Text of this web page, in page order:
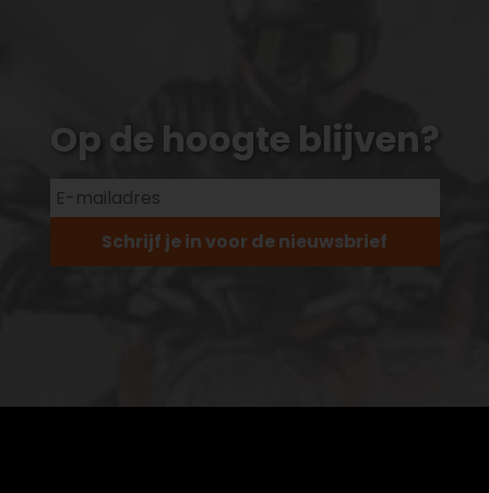
Op de hoogte blijven?
Schrijf je in voor de nieuwsbrief